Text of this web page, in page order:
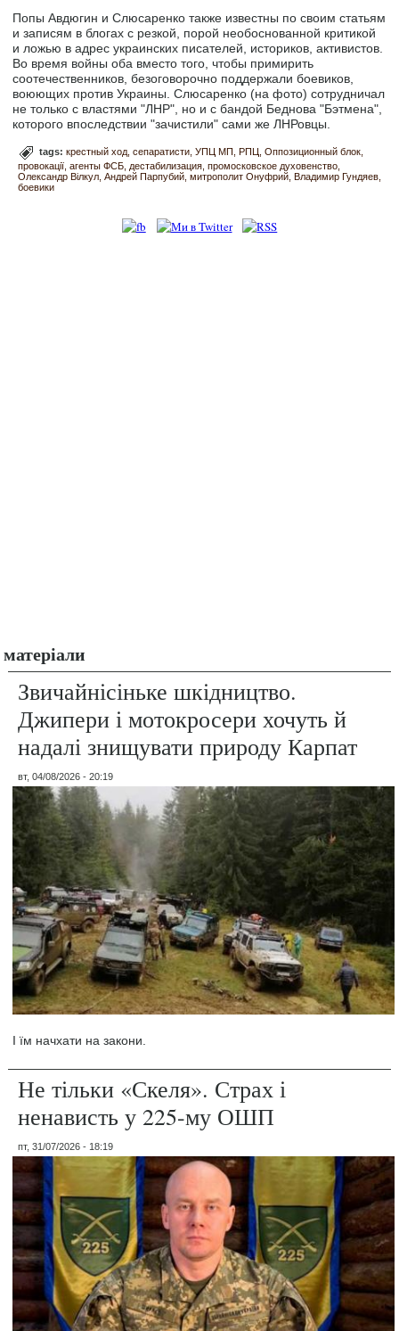
Попы Авдюгин и Слюсаренко также известны по своим статьям
и записям в блогах с резкой, порой необоснованной критикой
и ложью в адрес украинских писателей, историков, активистов.
Во время войны оба вместо того, чтобы примирить
соотечественников, безоговорочно поддержали боевиков,
воюющих против Украины. Слюсаренко (на фото) сотрудничал
не только с властями "ЛНР", но и с бандой Беднова "Бэтмена",
которого впоследствии "зачистили" сами же ЛНРовцы.
tags:крестный ход сепаратисти УПЦ МП РПЦ
Оппозиционный блок
провокації агенты ФСБ дестабилизация промосковское духовенство
Олександр Вілкул Андрей Парпубий митрополит Онуфрий Владимир Гундяев
боевики
матеріали
Звичайнісіньке шкідництво.
Джипери і мотокросери хочуть й
надалі знищувати природу Карпат
вт, 04/08/2026 - 20:19
І їм начхати на закони.
Не тільки «Скеля». Страх і
ненависть у 225-му ОШП
пт, 31/07/2026 - 18:19